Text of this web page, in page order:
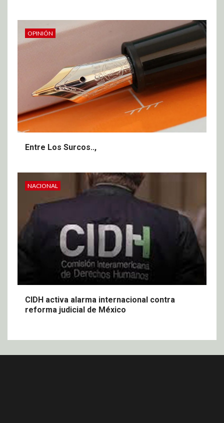
OPINIÓN
Entre Los Surcos..,
NACIONAL
CIDH activa alarma internacional contra
reforma judicial de México